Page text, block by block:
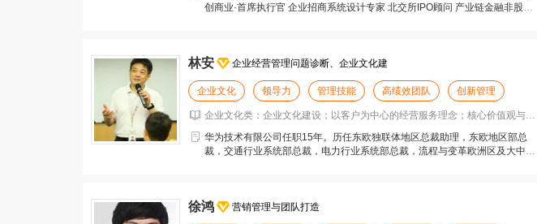
创商业·首席执行官 企业招商系统设计专家 北交所IPO顾问 产业链金融非股权
林安 企业经营管理问题诊断、企业文化建
企业文化 领导力 管理技能 高绩效团队 创新管理
企业文化类：企业文化建设；以客户为中心的经营服务理念；核心价值观与干部管
华为技术有限公司任职15年。历任东欧独联体地区总裁助理，东欧地区部总
裁，交通行业系统部总裁，电力行业系统部总裁，流程与变革欧洲区及大中国
徐鸿 营销管理与团队打造